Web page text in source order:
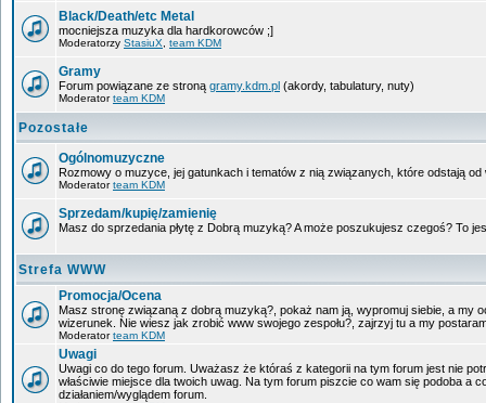
Black/Death/etc Metal
mocniejsza muzyka dla hardkorowców ;]
Moderatorzy StasiuX team KDM
Gramy
Forum powiązane ze stroną gramy.kdm.pl (akordy, tabulatury, nuty)
Moderatorteam KDM
Pozostałe
Ogólnomuzyczne
Rozmowy o muzyce, jej gatunkach i tematów z nią związanych, które odstają od
Moderatorteam KDM
Sprzedam/kupię/zamienię
Masz do sprzedania płytę z Dobrą muzyką? A może poszukujesz czegoś? To
Strefa WWW
Promocja/Ocena
Masz stronę związaną z dobrą muzyką?, pokaż nam ją, wypromuj siebie, a my
wizerunek. Nie wiesz jak zrobić www swojego zespołu?, zajrzyj tu a my
Moderatorteam KDM
Uwagi
Uwagi co do tego forum. Uważasz że któraś z kategorii na tym forum jest nie
właściwie miejsce dla twoich uwag. Na tym forum piszcie co wam się podoba a
działaniem/wyglądem forum.